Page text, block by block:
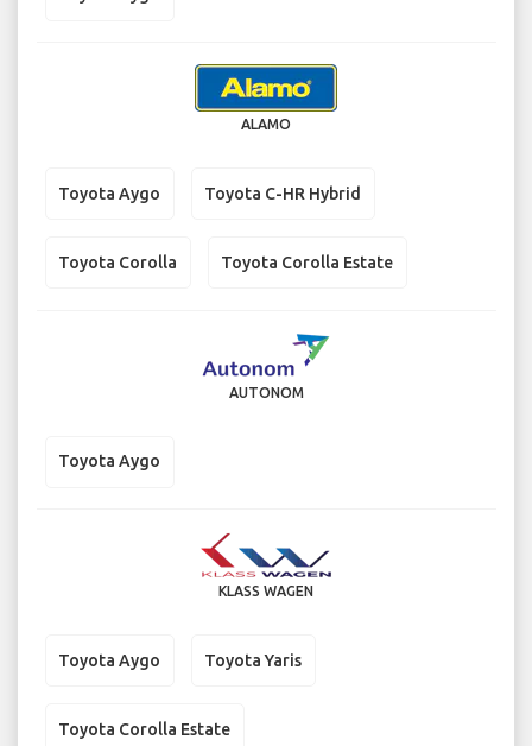
ALAMO
Toyota Aygo Toyota C-HR Hybrid
Toyota Corolla Toyota Corolla Estate
AUTONOM
Toyota Aygo
KLASS WAGEN
Toyota Aygo Toyota Yaris
Toyota Corolla Estate